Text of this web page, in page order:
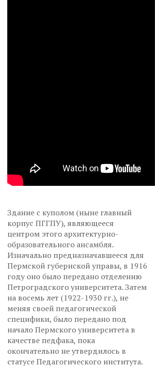
Здание с куполом (ныне главный
корпус ПГГПУ), являющееся
центром этого архитектурно-
образовательного ансамбля.
Изначально предназначавшееся для
Пермской губернской управы, в 1916
году оно было передано отделению
Петроградского университета. Затем
на восемь лет (1922-1930 гг.), не
меняя своей педагогической
специфики, было передано под
начало Пермского университета в
качестве педфака, пока
окончательно не утвердилось в
статусе Педагогического института.